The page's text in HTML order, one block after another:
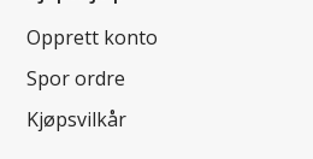
Opprett konto
Spor ordre
Kjøpsvilkår